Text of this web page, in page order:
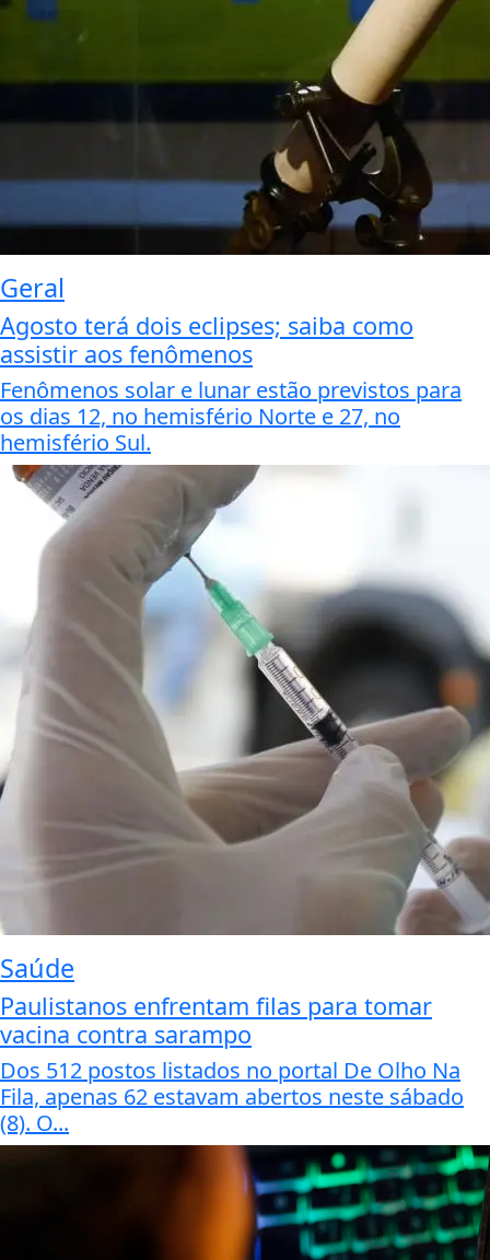
Geral
Agosto terá dois eclipses; saiba como
assistir aos fenômenos
Fenômenos solar e lunar estão previstos para
os dias 12, no hemisfério Norte e 27, no
hemisfério Sul.
Saúde
Paulistanos enfrentam filas para tomar
vacina contra sarampo
Dos 512 postos listados no portal De Olho Na
Fila, apenas 62 estavam abertos neste sábado
(8). O...